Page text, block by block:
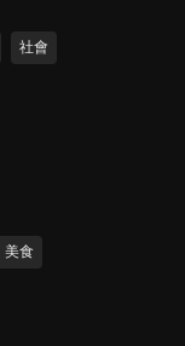
社會
美食